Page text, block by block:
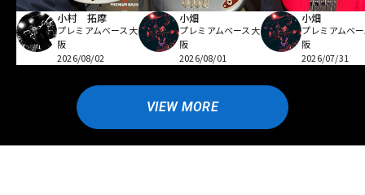
小村 拓摩
プレミアムベース大
阪
2026/08/02
小畑
プレミアムベース大
阪
2026/08/01
小畑
プレミアムベ
阪
2026/07/31
VIEW MORE